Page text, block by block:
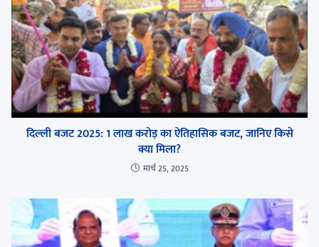
दिल्ली बजट 2025: 1 लाख करोड़ का ऐतिहासिक बजट, जानिए किसे
क्या मिला?
मार्च 25, 2025